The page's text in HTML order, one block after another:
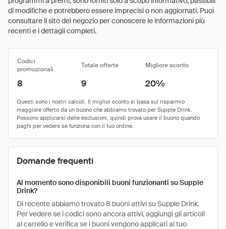
di modifiche e potrebbero essere imprecisi o non aggiornati. Puoi
consultare il sito del negozio per conoscere le informazioni più
recenti e i dettagli completi.
Codici
promozionali
Totale offerte Migliore sconto
8 9 20%
Domande frequenti
Al momento sono disponibili buoni funzionanti su Supple
Drink?
Di recente abbiamo trovato 8 buoni attivi su Supple Drink.
Per vedere se i codici sono ancora attivi, aggiungi gli articoli
al carrello e verifica se i buoni vengono applicati al tuo